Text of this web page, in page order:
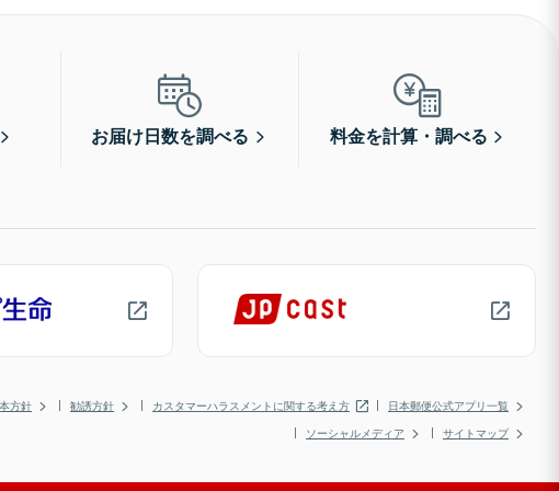
お届け日数を調べる 料金を計算・調べる
方針 勧誘方針 カスタマーハラスメントに関する考え方
日本郵便公式アプリ一覧
ソーシャルメディア
サイトマップ